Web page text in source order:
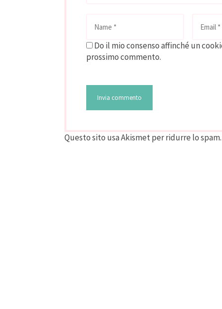
Do il mio consenso affinché un
prossimo commento.
Questo sito usa Akismet per ridurre lo spam.